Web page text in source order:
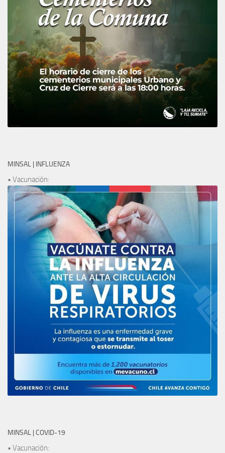
MINSAL | INFLUENZA
• Vacunación:
MINSAL | COVID-19
• Vacunación: